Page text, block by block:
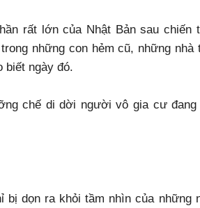
rất lớn của Nhật Bản sau chiến
những con hẻm cũ, những nhà
biết ngày đó.
chế di dời người vô gia cư đang
bị dọn ra khỏi tầm nhìn của những